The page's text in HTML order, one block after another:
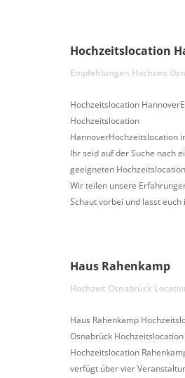
Hochzeitslocation
Empfehlungen Hochzeit
Hochzeitslocation
Hochzeitslocation
HannoverHochzeitslocation
Ihr seid auf der Suche nach
geeigneten
Wir teilen unsere
Schaut vorbei und lasst euch
Haus Rahenkamp
Hochzeit Osnabrück
Haus Rahenkamp
Osnabrück
Hochzeitslocation
verfügt über vier